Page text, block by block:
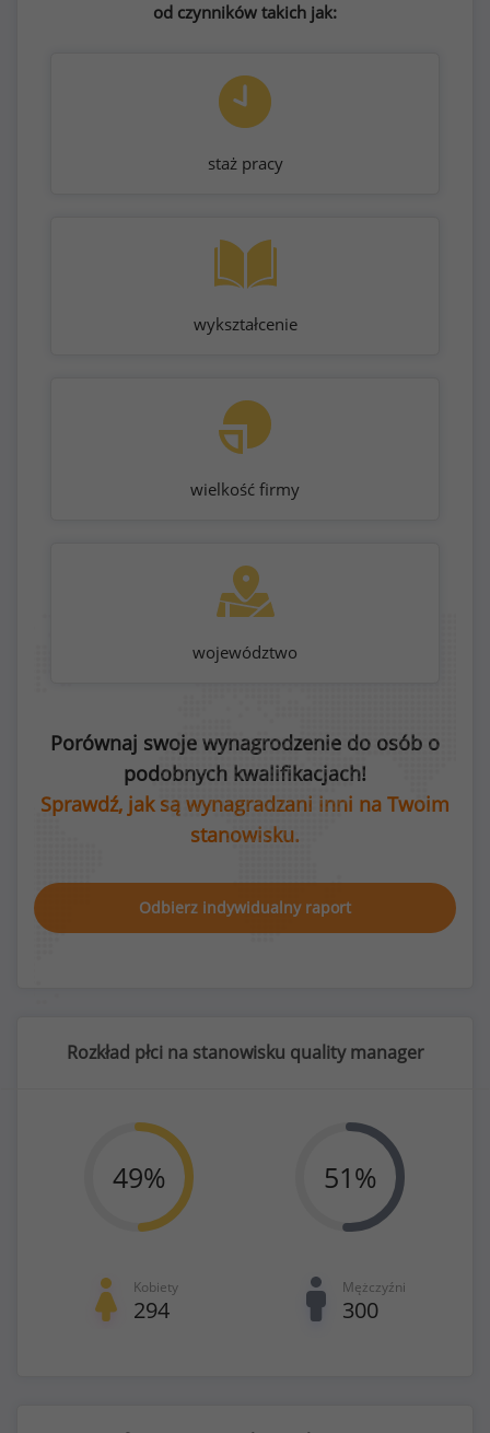
od czynników takich jak:
staż pracy
wykształcenie
wielkość firmy
województwo
Porównaj swoje wynagrodzenie do osób o
podobnych kwalifikacjach!
Sprawdź, jak są wynagradzani inni na Twoim
stanowisku.
Odbierz indywidualny raport
Rozkład płci na stanowisku quality manager
49%
Kobiety
294
51%
Mężczyźni
300